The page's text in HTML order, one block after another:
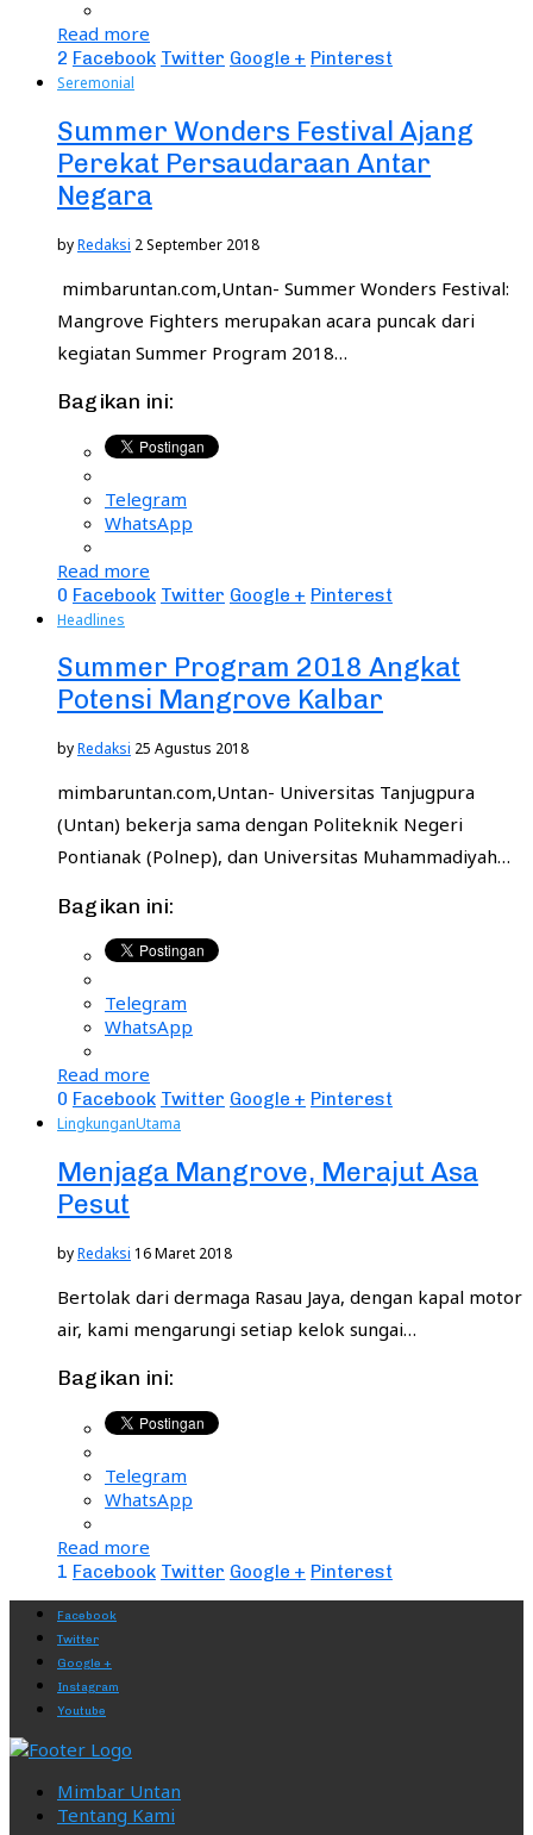
Read more
2 Facebook Twitter Google + Pinterest
Seremonial
Summer Wonders Festival Ajang
Perekat Persaudaraan Antar
Negara
byRedaksi 2 September 2018
mimbaruntan.com,Untan- Summer Wonders Festival:
Mangrove Fighters merupakan acara puncak dari
kegiatan Summer Program 2018…
Bagikan ini:
Telegram
WhatsApp
Read more
0 Facebook Twitter Google + Pinterest
Headlines
Summer Program 2018 Angkat
Potensi Mangrove Kalbar
byRedaksi 25 Agustus 2018
mimbaruntan.com,Untan- Universitas Tanjugpura
(Untan) bekerja sama dengan Politeknik Negeri
Pontianak (Polnep), dan Universitas Muhammadiyah…
Bagikan ini:
Telegram
WhatsApp
Read more
0 Facebook Twitter Google + Pinterest
LingkunganUtama
Menjaga Mangrove, Merajut Asa
Pesut
byRedaksi 16 Maret 2018
Bertolak dari dermaga Rasau Jaya, dengan kapal motor
air, kami mengarungi setiap kelok sungai…
Bagikan ini:
Telegram
WhatsApp
Read more
1 Facebook Twitter Google + Pinterest
Facebook
Twitter
Google +
Instagram
Youtube
Mimbar Untan
Tentang Kami